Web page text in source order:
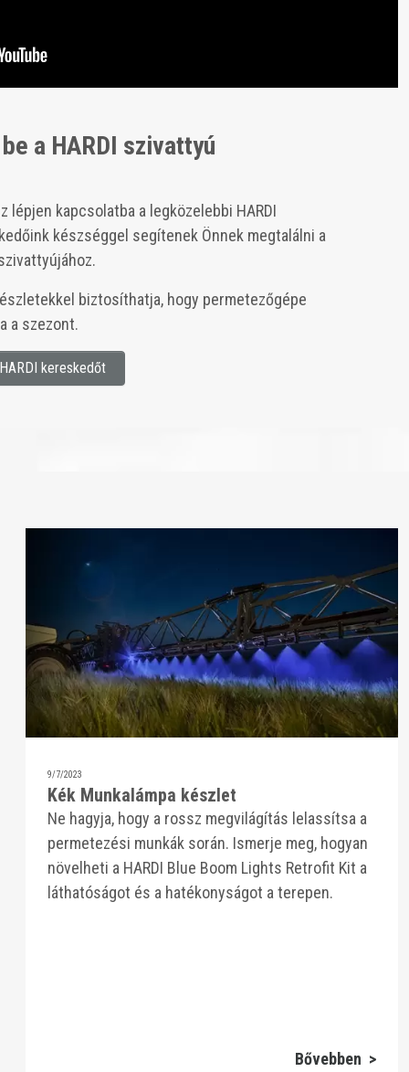
a HARDI szivattyú
lépjen kapcsolatba a legközelebbi HARDI
készséggel segítenek Önnek megtalálni a
biztosíthatja, hogy permetezőgépe
a szezont.
kereskedőt
9/7/2023
Kék Munkalámpa készlet
Ne hagyja, hogy a rossz megvilágítás lelassítsa a
permetezési munkák során. Ismerje meg, hogyan
növelheti a HARDI Blue Boom Lights Retrofit Kit a
láthatóságot és a hatékonyságot a terepen.
Bővebben >